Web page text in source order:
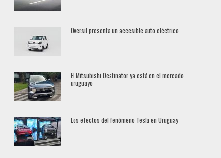
Oversil presenta un accesible auto eléctrico
El Mitsubishi Destinator ya está en el mercado
uruguayo
Los efectos del fenómeno Tesla en Uruguay